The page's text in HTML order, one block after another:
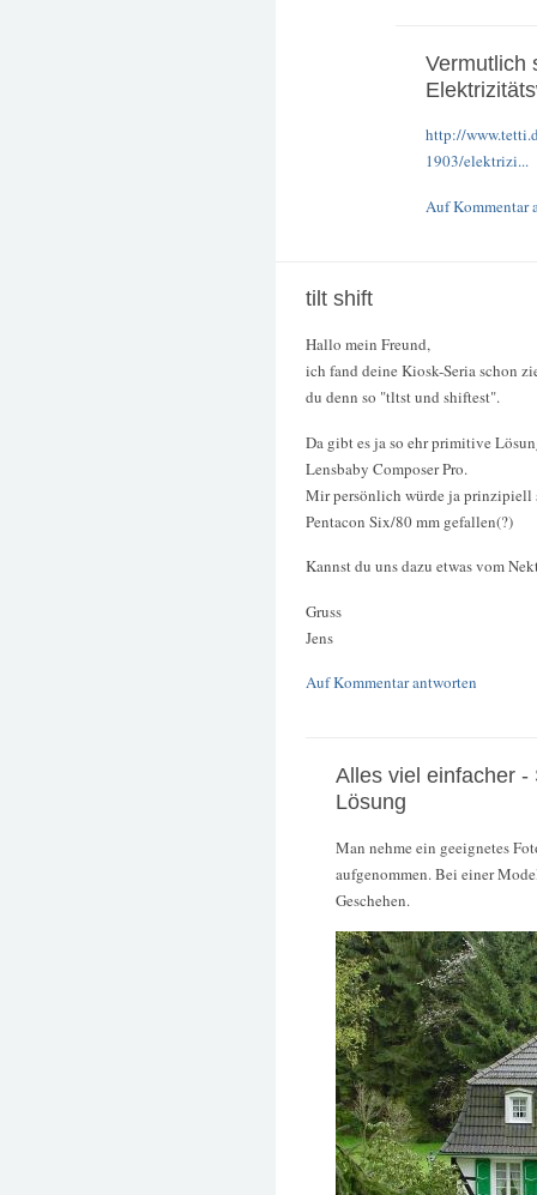
Vermutlich
http://
1903/elektrizi...
Auf Kommentar
tilt shift
Hallo mein Freund,
ich fand deine Kiosk-Seria schon
du denn so "tltst und shiftest".
Da gibt es ja so ehr primitive
Lensbaby Composer Pro.
Mir persönlich würde ja prinzipiell
Pentacon Six/80 mm gefallen(?)
Kannst du uns dazu etwas vom
Gruss
Jens
Auf Kommentar antworten
Alles viel einfacher -
Lösung
Man nehme ein geeignetes
aufgenommen. Bei einer
Geschehen.